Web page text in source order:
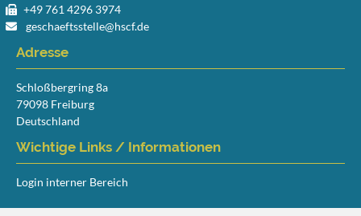
+49 761 4296 3974
geschaeftsstelle@hscf.de
Adresse
Schloßbergring 8a
79098 Freiburg
Deutschland
Wichtige Links / Informationen
Login interner Bereich